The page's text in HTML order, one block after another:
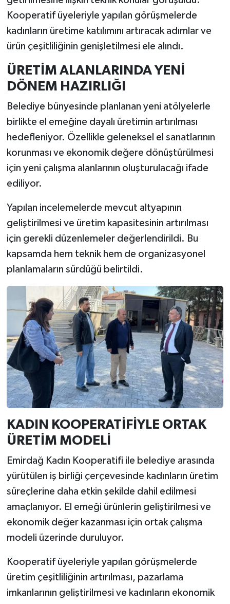
Kooperatif üyeleriyle yapılan görüşmelerde
kadınların üretime katılımını artıracak adımlar ve
ürün çeşitliliğinin genişletilmesi ele alındı.
ÜRETİM ALANLARINDA YENİ
DÖNEM HAZIRLIĞI
Belediye bünyesinde planlanan yeni atölyelerle
birlikte el emeğine dayalı üretimin artırılması
hedefleniyor. Özellikle geleneksel el sanatlarının
korunması ve ekonomik değere dönüştürülmesi
için yeni çalışma alanlarının oluşturulacağı ifade
ediliyor.
Yapılan incelemelerde mevcut altyapının
geliştirilmesi ve üretim kapasitesinin artırılması
için gerekli düzenlemeler değerlendirildi. Bu
kapsamda hem teknik hem de organizasyonel
planlamaların sürdüğü belirtildi.
KADIN KOOPERATİFİYLE ORTAK
ÜRETİM MODELİ
Emirdağ Kadın Kooperatifi ile belediye arasında
yürütülen iş birliği çerçevesinde kadınların üretim
süreçlerine daha etkin şekilde dahil edilmesi
amaçlanıyor. El emeği ürünlerin geliştirilmesi ve
ekonomik değer kazanması için ortak çalışma
modeli üzerinde duruluyor.
Kooperatif üyeleriyle yapılan görüşmelerde
üretim çeşitliliğinin artırılması, pazarlama
imkanlarının geliştirilmesi ve kadınların ekonomik